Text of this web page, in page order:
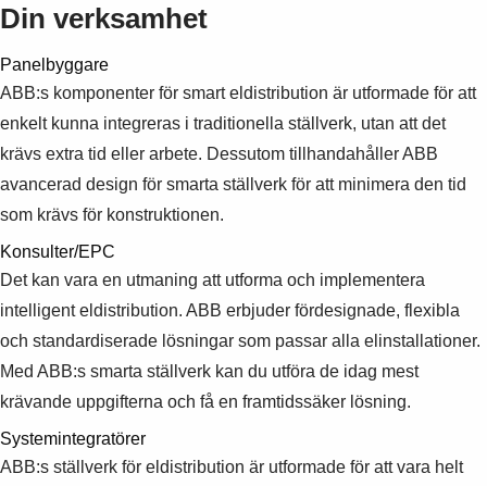
Din verksamhet
Panelbyggare
ABB:s komponenter för smart eldistribution är utformade för att
enkelt kunna integreras i traditionella ställverk, utan att det
krävs extra tid eller arbete. Dessutom tillhandahåller ABB
avancerad design för smarta ställverk för att minimera den tid
som krävs för konstruktionen.
Konsulter/EPC
Det kan vara en utmaning att utforma och implementera
intelligent eldistribution. ABB erbjuder fördesignade, flexibla
och standardiserade lösningar som passar alla elinstallationer.
Med ABB:s smarta ställverk kan du utföra de idag mest
krävande uppgifterna och få en framtidssäker lösning.
Systemintegratörer
ABB:s ställverk för eldistribution är utformade för att vara helt